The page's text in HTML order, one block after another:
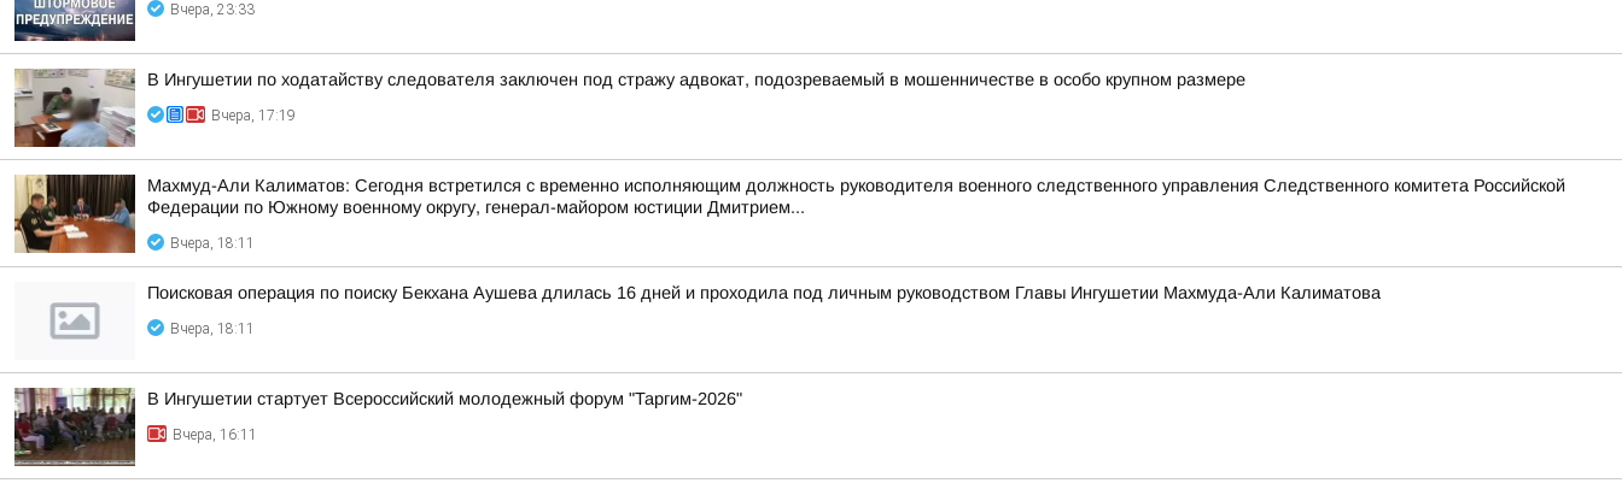
Вчера, 23:33
В Ингушетии по ходатайству следователя заключен под стражу адвокат, подозреваемый в мошенничестве в особо крупном размере
Вчера, 17:19
Махмуд-Али Калиматов: Сегодня встретился с временно исполняющим должность руководителя военного следственного управления Следственного комитета Российской
Федерации по Южному военному округу, генерал-майором юстиции Дмитрием...
Вчера, 18:11
Поисковая операция по поиску Бекхана Аушева длилась 16 дней и проходила под личным руководством Главы Ингушетии Махмуда-Али Калиматова
Вчера, 18:11
В Ингушетии стартует Всероссийский молодежный форум "Таргим-2026"
Вчера, 16:11